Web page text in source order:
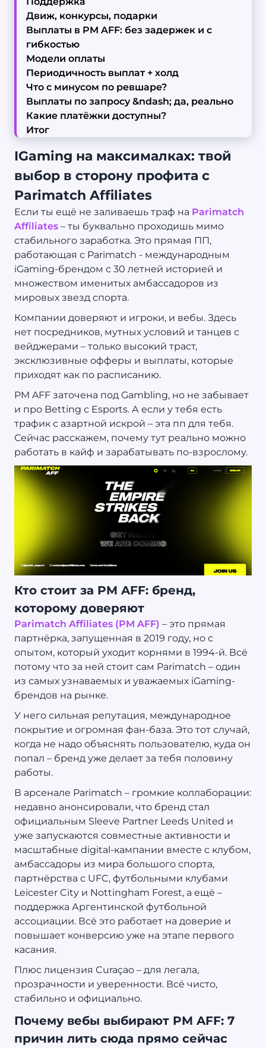
Движ, конкурсы, подарки
Выплаты в PM AFF: без задержек и с
гибкостью
Модели оплаты
Периодичность выплат + холд
Что с минусом по ревшаре?
Выплаты по запросу &ndash; да, реально
Какие платёжки доступны?
Итог
IGaming на максималках: твой
выбор в сторону профита с
Parimatch Affiliates
Если ты ещё не заливаешь траф на Parimatch
Affiliates – ты буквально проходишь мимо
стабильного заработка. Это прямая ПП,
работающая с Parimatch - международным
iGaming-брендом с 30 летней историей и
множеством именитых амбассадоров из
мировых звезд спорта.
Компании доверяют и игроки, и вебы. Здесь
нет посредников, мутных условий и танцев с
вейджерами – только высокий траст,
эксклюзивные офферы и выплаты, которые
приходят как по расписанию.
PM AFF заточена под Gambling, но не забывает
и про Betting с Esports. А если у тебя есть
трафик с азартной искрой – эта пп для тебя.
Сейчас расскажем, почему тут реально можно
работать в кайф и зарабатывать по-взрослому.
Кто стоит за PM AFF: бренд,
которому доверяют
Parimatch Affiliates (PM AFF) – это прямая
партнёрка, запущенная в 2019 году, но с
опытом, который уходит корнями в 1994-й. Всё
потому что за ней стоит сам Parimatch – один
из самых узнаваемых и уважаемых iGaming-
брендов на рынке.
У него сильная репутация, международное
покрытие и огромная фан-база. Это тот случай,
когда не надо объяснять пользователю, куда он
попал – бренд уже делает за тебя половину
работы.
В арсенале Parimatch – громкие коллаборации:
недавно анонсировали, что бренд стал
официальным Sleeve Partner Leeds United и
уже запускаются совместные активности и
масштабные digital-кампании вместе с клубом,
амбассадоры из мира большого спорта,
партнёрства с UFC, футбольными клубами
Leicester City и Nottingham Forest, а ещё –
поддержка Аргентинской футбольной
ассоциации. Всё это работает на доверие и
повышает конверсию уже на этапе первого
касания.
Плюс лицензия Curaçao – для легала,
прозрачности и уверенности. Всё чисто,
стабильно и официально.
Почему вебы выбирают PM AFF: 7
причин лить сюда прямо сейчас